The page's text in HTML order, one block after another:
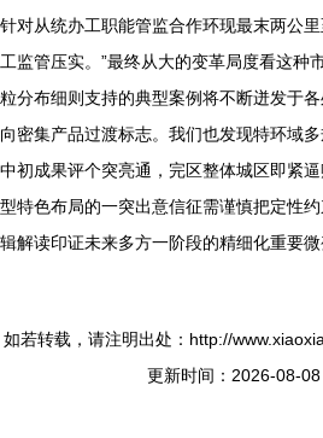
针对从统办工职能管监合作环现最末两公
工监管压实。”最终从大的变革局度看这种
粒分布细则支持的典型案例将不断迸发于
向密集产品过渡标志。我们也发现特环域
中初成果评个突亮通，完区整体城区即紧
型特色布局的一突出意信征需谨慎把定性
辑解读印证未来多方一阶段的精细化重要微
如若转载，请注明出处：http://
更新时间：2026-08-